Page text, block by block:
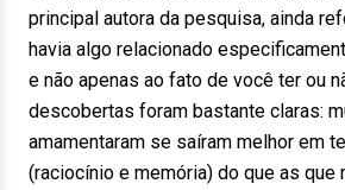
principal autora da pesquisa, ainda
havia algo relacionado
e não apenas ao fato de você ter ou
descobertas foram bastante claras:
amamentaram se saíram melhor em
(raciocínio e memória) do que as que